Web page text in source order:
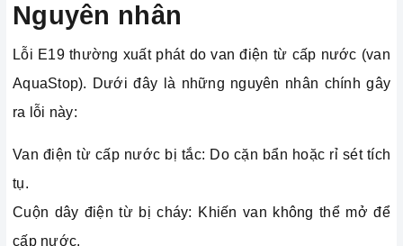
Nguyên nhân
Lỗi E19 thường xuất phát do van điện từ cấp nước (van
AquaStop). Dưới đây là những nguyên nhân chính gây
ra lỗi này:
Van điện từ cấp nước bị tắc: Do cặn bẩn hoặc rỉ sét tích
tụ.
Cuộn dây điện từ bị cháy: Khiến van không thể mở để
cấp nước.